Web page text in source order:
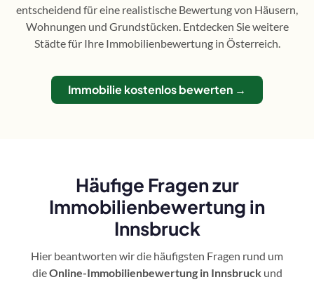
entscheidend für eine realistische Bewertung von Häusern,
Wohnungen und Grundstücken. Entdecken Sie weitere
Städte für Ihre Immobilienbewertung in Österreich.
Immobilie kostenlos bewerten →
Häufige Fragen zur
Immobilienbewertung in
Innsbruck
Hier beantworten wir die häufigsten Fragen rund um
dieOnline-Immobilienbewertung in Innsbruckund